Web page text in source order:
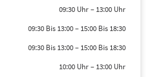
09:30 Uhr– 13:00 Uhr
09:30 Bis 13:00– 15:00 Bis 18:30
09:30 Bis 13:00– 15:00 Bis 18:30
10:00 Uhr– 13:00 Uhr